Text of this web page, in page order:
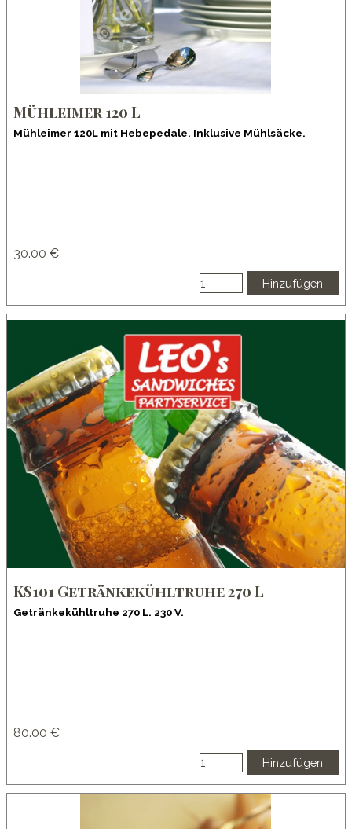
Mühleimer 120 L
Mühleimer 120L mit Hebepedale. Inklusive Mühlsäcke.
30.00 €
Hinzufügen
KS101 Getränkekühltruhe 270 L
Getränkekühltruhe 270 L. 230 V.
80.00 €
Hinzufügen